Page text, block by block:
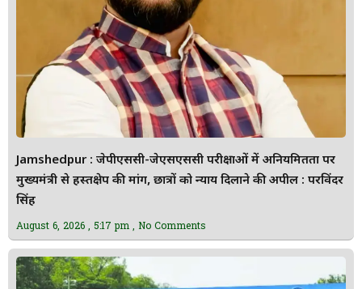
Jamshedpur : जेपीएससी-जेएसएससी परीक्षाओं में अनियमितता पर
मुख्यमंत्री से हस्तक्षेप की मांग, छात्रों को न्याय दिलाने की अपील : परविंदर
सिंह
August 6, 2026 5:17 pm No Comments